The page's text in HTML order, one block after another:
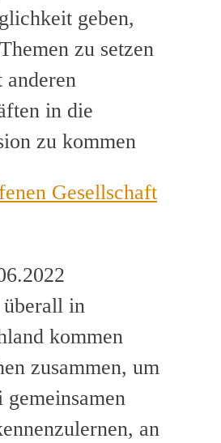
geben,
zu setzen
in die
zu kommen
Gesellschaft
in
kommen
zusammen, um
gemeinsamen
an